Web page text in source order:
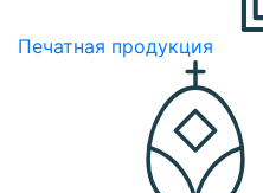
Печатная продукция